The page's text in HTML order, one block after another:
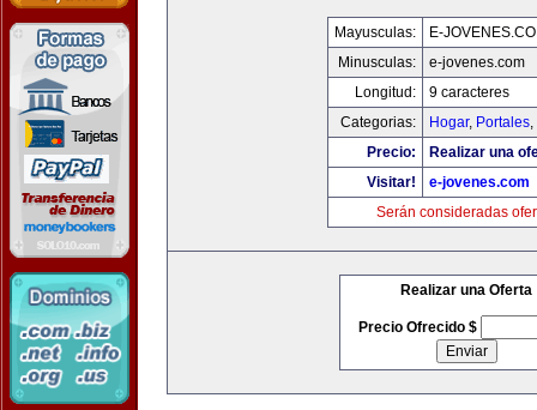
Mayusculas:
E-
Minusculas:
e-jovenes.com
Longitud:
9 caracteres
Categorias:
Hogar, Portales,
Precio:
Realizar una
Visitar!
e-jovenes.com
Serán consideradas
Realizar una Oferta
Precio Ofrecido $